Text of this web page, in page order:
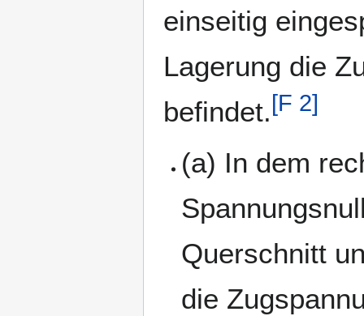
einseitig
Lagerung die
befindet.[F 2]
(a) In dem
Querschnitt
die